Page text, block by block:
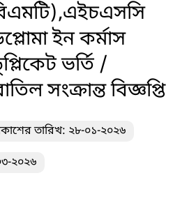
ইন কর্মাস
ভর্তি /
সংক্রান্ত বিজ্ঞপ্তি
তারিখ: ২৮-০১-২০২৬
২০২৬